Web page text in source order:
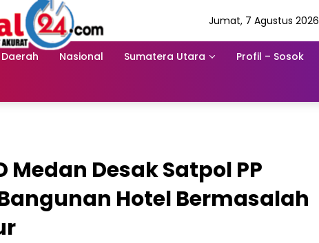
Jumat, 7 Agustus 2026
Daerah Nasional Sumatera Utara Profil – Sosok
Medan Desak Satpol PP
Hotel Bermasalah